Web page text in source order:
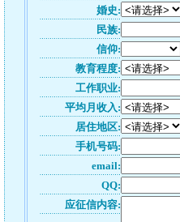
婚史:
民族:
信仰:
教育程度:
工作职业:
平均月收入:
居住地区:
手机号码:
email:
QQ:
应征信内容: